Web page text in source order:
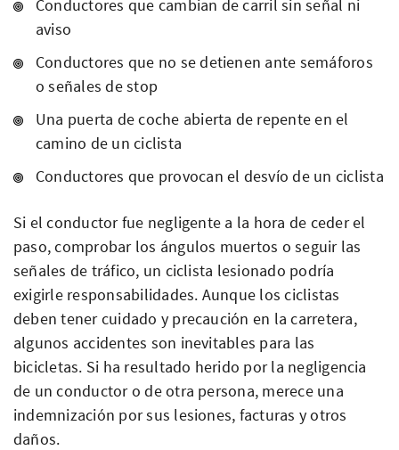
Conductores que cambian de carril sin señal ni
aviso
Conductores que no se detienen ante semáforos
o señales de stop
Una puerta de coche abierta de repente en el
camino de un ciclista
Conductores que provocan el desvío de un ciclista
Si el conductor fue negligente a la hora de ceder el
paso, comprobar los ángulos muertos o seguir las
señales de tráfico, un ciclista lesionado podría
exigirle responsabilidades. Aunque los ciclistas
deben tener cuidado y precaución en la carretera,
algunos accidentes son inevitables para las
bicicletas. Si ha resultado herido por la negligencia
de un conductor o de otra persona, merece una
indemnización por sus lesiones, facturas y otros
daños.